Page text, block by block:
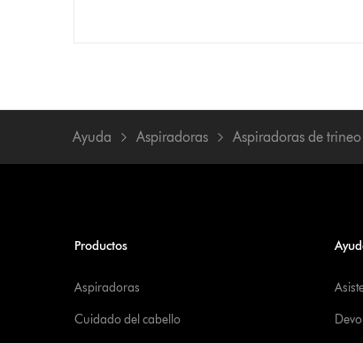
Ayuda Aspiradoras Aspiradoras de trineo
Productos
Aspiradoras
Cuidado del cabello